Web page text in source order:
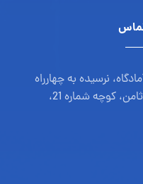
نرسیده به چهارراه
فلسطین، روبروی داروخانه ثامن، کوچه شماره 21،